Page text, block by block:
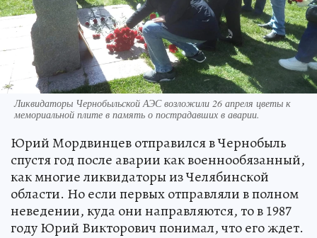
Ликвидаторы Чернобыльской АЭС возложили 26 апреля цветы к
мемориальной плите в память о пострадавших в аварии.
Юрий Мордвинцев отправился в Чернобыль
спустя год после аварии как военнообязанный,
как многие ликвидаторы из Челябинской
области. Но если первых отправляли в полном
неведении, куда они направляются, то в 1987
году Юрий Викторович понимал, что его ждет.